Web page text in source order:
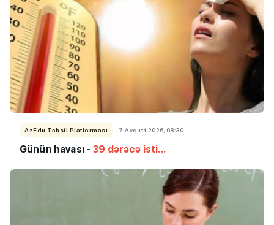
AzEdu Təhsil Platforması 7 Avqust 2026, 08:30
Günün havası - 39 dərəcə isti...